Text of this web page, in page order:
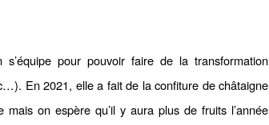
pour pouvoir faire de la transformation
En 2021, elle a fait de la confiture de châtaigne
mais on espère qu’il y aura plus de fruits l’année